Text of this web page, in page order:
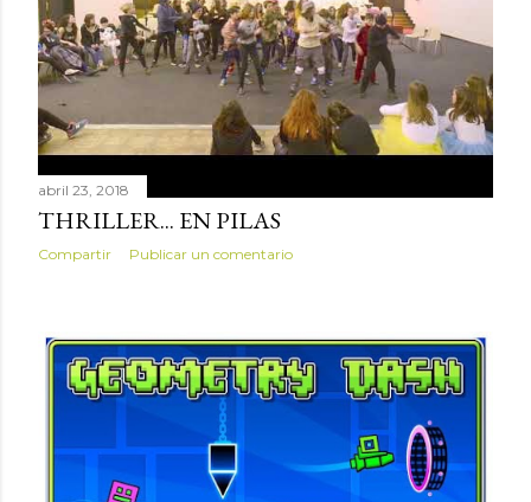
abril 23, 2018
THRILLER... EN PILAS
Compartir Publicar un comentario